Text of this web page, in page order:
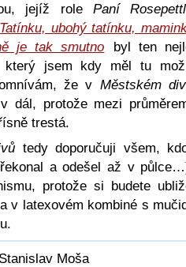
jejíž role Paní
Tatínku, ubohý tatínku,
je tak smutno byl ten
který jsem kdy měl tu
že v Městském
dál, protože mezi
trestá.
tedy doporučuji všem,
a odešel až v
protože si budete
v latexovém kombiné s
Moša